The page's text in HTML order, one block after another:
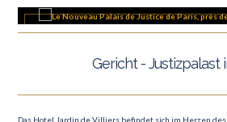
Gericht - Justizpalast
Das Hotel Jardin de Villiers befindet sich im Herzen des